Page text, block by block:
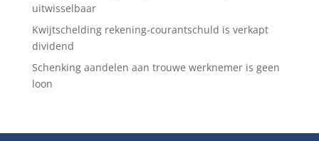
uitwisselbaar
Kwijtschelding rekening-courantschuld is verkapt
dividend
Schenking aandelen aan trouwe werknemer is geen
loon